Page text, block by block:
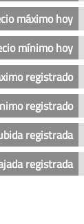
máximo hoy
mínimo hoy
registrado
registrado
registrada
registrada